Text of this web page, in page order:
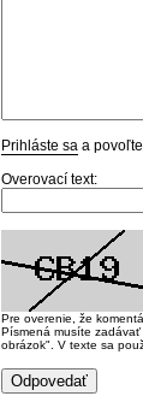
Prihláste sa a
Overovací text:
Pre overenie, že
Písmená musíte
obrázok". V texte sa